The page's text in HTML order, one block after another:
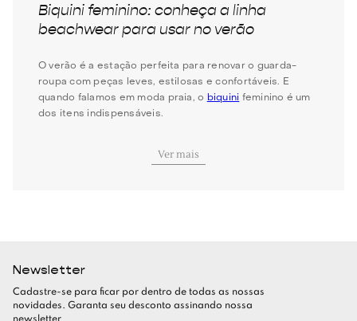
Biquini feminino: conheça a linha
beachwear para usar no verão
O verão é a estação perfeita para renovar o guarda-
roupa com peças leves, estilosas e confortáveis. E
quando falamos em moda praia, o biquini feminino é um
dos itens indispensáveis.
Seja para relaxar na areia, dar um mergulho ou curtir um
beach club, escolher o modelo certo faz toda a
temporada.
Com opções que valorizam diferentes silhuetas, a
seleção beachwear da marca é feita para quem busca
Ver mais
Newsletter
Cadastre-se para ficar por dentro de todas as nossas
novidades. Garanta seu desconto assinando nossa